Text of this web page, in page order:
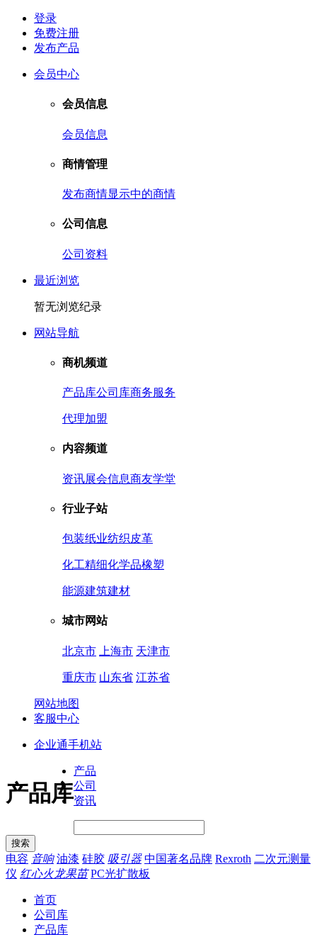
登录
免费注册
发布产品
会员中心
会员信息
会员信息
商情管理
发布商情显示中的商情
公司信息
公司资料
最近浏览
暂无浏览纪录
网站导航
商机频道
产品库公司库商务服务
代理加盟
内容频道
资讯展会信息商友学堂
行业子站
包装纸业纺织皮革
化工精细化学品橡塑
能源建筑建材
城市网站
北京市 上海市 天津市
重庆市 山东省 江苏省
网站地图
客服中心
企业通手机站
产品库
产品
公司
资讯
电容 音响 油漆 硅胶 吸引器 中国著名品牌 Rexroth 二次元测量
仪 红心火龙果苗 PC光扩散板
首页
公司库
产品库